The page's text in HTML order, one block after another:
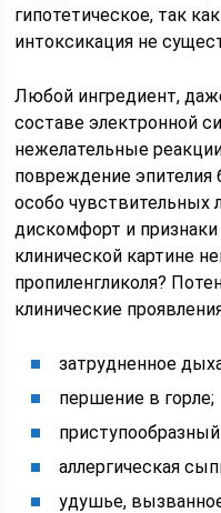
гипотетическое, так
интоксикация не
Любой ингредиент,
составе электронной
нежелательные
повреждение эпителия
особо
дискомфорт и
клинической картине
пропиленгликоля?
клинические
затрудненное
першение в горле;
аллергическая
удушье,